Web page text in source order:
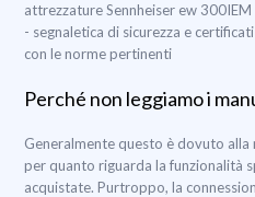
attrezzature Sennheiser ew 300IEM
- segnaletica di sicurezza e
con le norme pertinenti
Perché non leggiamo i
Generalmente questo è dovuto alla
per quanto riguarda la funzionalità
acquistate. Purtroppo, la